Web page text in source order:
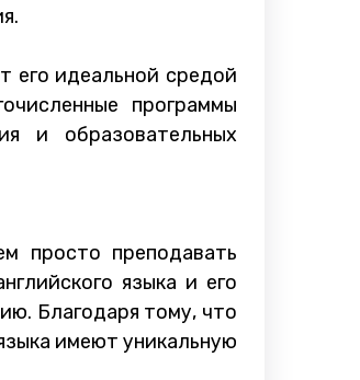
его идеальной средой
программы
и образовательных
просто преподавать
языка и его
Благодаря тому, что
имеют уникальную